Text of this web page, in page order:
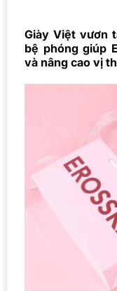
Giày Việt vươn
bệ phóng giúp
và nâng cao vị